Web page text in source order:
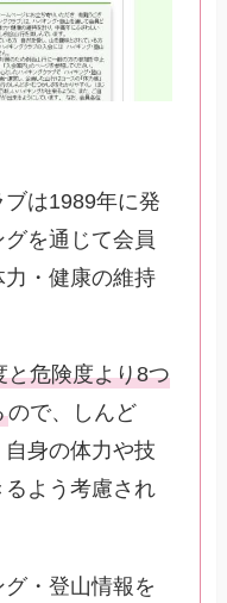
は1989年に発
を通じて会員
・健康の維持
と危険度より8つ
ので、しんど
身の体力や技
よう考慮され
・登山情報を